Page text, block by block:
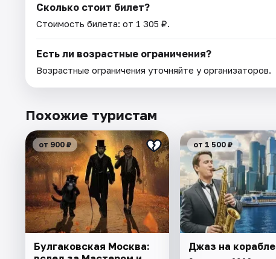
Сколько стоит билет?
Стоимость билета: от 1 305 ₽.
Есть ли возрастные ограничения?
Возрастные ограничения уточняйте у организаторов.
Похожие туристам
от 900 ₽
Булгаковская Москва:
от 1 500 ₽
Джаз на корабле